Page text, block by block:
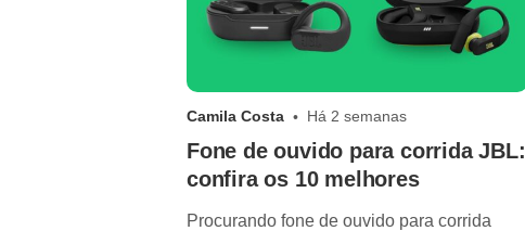
Camila Costa Há 2 semanas
Fone de ouvido para corrida JBL:
confira os 10 melhores
Procurando fone de ouvido para corrida